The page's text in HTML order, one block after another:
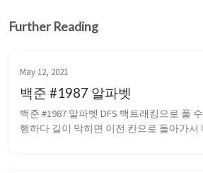
Further Reading
May 12, 2021
백준 #1987 알파벳
백준 #1987 알파벳 DFS 백트래킹으로 풀
행하다 길이 막히면 이전 칸으로 돌아가서